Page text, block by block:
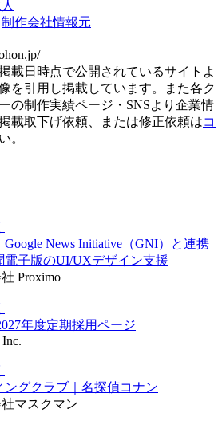
制作会社情報元
載日時点で公開されているサイトよ
を引用し掲載しています。また各ク
の制作実績ページ・SNSより企業情
載取下げ依頼、または修正依頼はコ
。
News Initiative（GNI）と連携
電子版のUI/UXデザイン支援
Proximo
年度定期採用ページ
ングクラブ｜名探偵コナン
社マスクマン